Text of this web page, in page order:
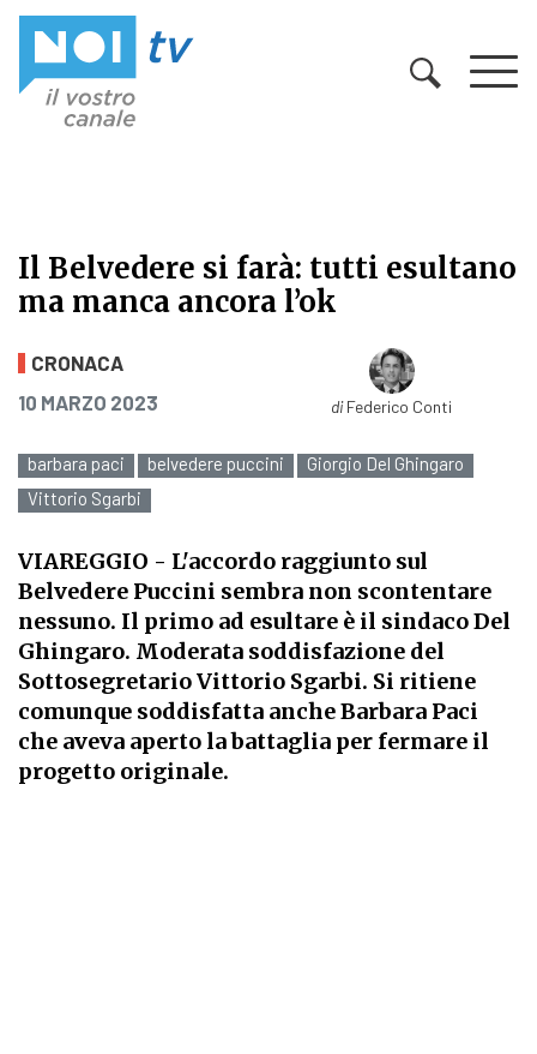
Il Belvedere si farà: tutti esultano
ma manca ancora l’ok
Il Belvedere si farà: tutti esultano
CRONACA
PUBBLICATO IL
10 MARZO 2023 diFederico Conti
barbara paci belvedere puccini
Giorgio Del Ghingaro
Vittorio Sgarbi
VIAREGGIO - L'accordo raggiunto sul
Belvedere Puccini sembra non scontentare
nessuno. Il primo ad esultare è il sindaco Del
Ghingaro. Moderata soddisfazione del
Sottosegretario Vittorio Sgarbi. Si ritiene
comunque soddisfatta anche Barbara Paci
che aveva aperto la battaglia per fermare il
progetto originale.